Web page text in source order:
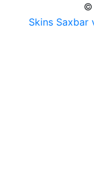
©
Skins Saxbar